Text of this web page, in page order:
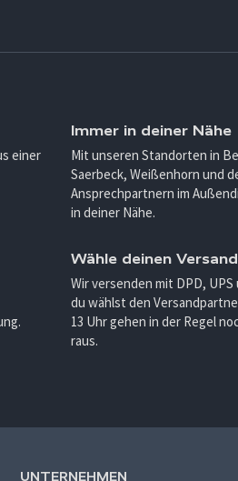
einer
Immer in deiner Nähe
Mit unseren Standorten in
Saerbeck, Weißenhorn und
Ansprechpartnern im
in deiner Nähe.
Wähle deinen
Wir versenden mit DPD,
du wählst den
13 Uhr gehen in der Regel
raus.
UNTERNEHMEN